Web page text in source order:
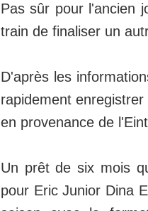
Pas sûr pour l'ancien
train de finaliser un
D'après les
rapidement
en provenance de
Un prêt de six mois
pour Eric Junior Dina